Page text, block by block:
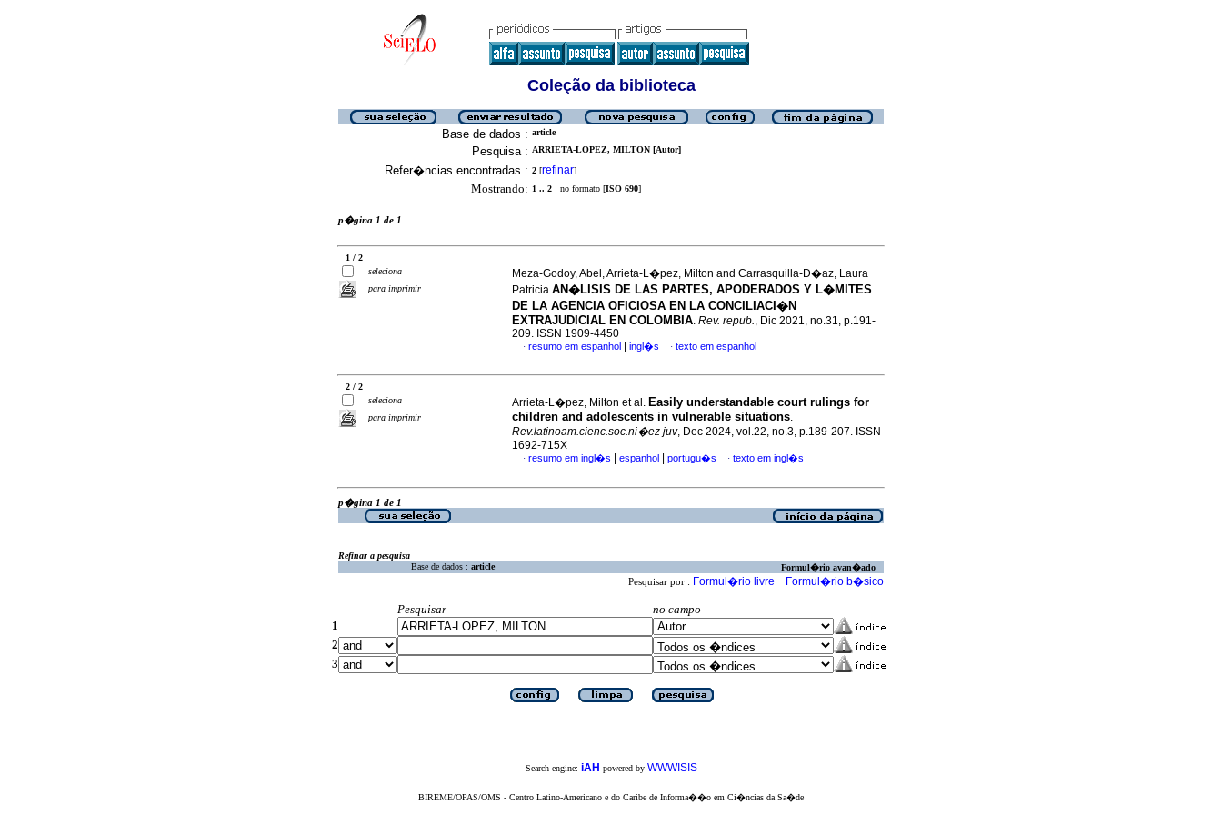
Coleção da biblioteca
Base de dados : article
Pesquisa : ARRIETA-LOPEZ, MILTON [Autor]
Refer�ncias encontradas : 2 [refinar]
Mostrando: 1 .. 2 no formato [ISO 690]
p�gina 1 de 1
1 / 2
seleciona
para imprimir
Meza-Godoy, Abel, Arrieta-L�pez, Milton and Carrasquilla-D�az, Laura
Patricia AN�LISIS DE LAS PARTES, APODERADOS Y L�MITES
DE LA AGENCIA OFICIOSA EN LA CONCILIACI�N
EXTRAJUDICIAL EN COLOMBIA. Rev. repub., Dic 2021, no.31, p.191-
209. ISSN 1909-4450
· resumo em espanhol ingl�s · texto em espanhol
2 / 2
seleciona
para imprimir
Arrieta-L�pez, Milton et al. Easily understandable court rulings for
children and adolescents in vulnerable situations.
Rev.latinoam.cienc.soc.ni�ez juv, Dec 2024, vol.22, no.3, p.189-207. ISSN
1692-715X
· resumo em ingl�s espanhol portugu�s · texto em ingl�s
p�gina 1 de 1
Refinar a pesquisa
Base de dados : article Formul�rio avan�ado
Pesquisar por : Formul�rio livre Formul�rio b�sico
Pesquisar
no campo
1
2
3
Search engine: iAH powered by WWWISIS
BIREME/OPAS/OMS - Centro Latino-Americano e do Caribe de Informa��o em Ci�ncias da Sa�de